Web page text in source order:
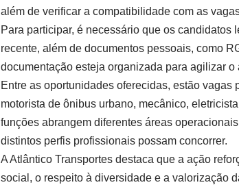
além de verificar a compatibilidade com as
Para participar, é necessário que os
recente, além de documentos pessoais, como
documentação esteja organizada para agilizar o
Entre as oportunidades oferecidas, estão vagas
motorista de ônibus urbano, mecânico,
funções abrangem diferentes áreas
distintos perfis profissionais possam concorrer.
A Atlântico Transportes destaca que a ação
social, o respeito à diversidade e a valorização